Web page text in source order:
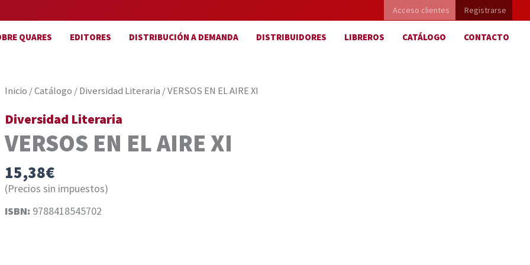
Acceso clientes Registrarse
QUARES EDITORES DISTRIBUCIÓN A DEMANDA DISTRIBUIDORES LIBREROS CATÁLOGO CONTACTO
Inicio /Catálogo /Diversidad Literaria / VERSOS EN EL AIRE XI
Diversidad Literaria
VERSOS EN EL AIRE XI
15,38€
(Precios sin impuestos)
ISBN: 9788418545702